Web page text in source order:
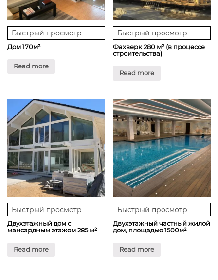
Быстрый просмотр
Дом 170м²
Read more
Быстрый просмотр
Фахверк 280 м² (в процессе
строительства)
Read more
Быстрый просмотр
Двухэтажный дом с
мансардным этажом 285 м²
Read more
Быстрый просмотр
Двухэтажный частный жилой
дом, площадью 1500м²
Read more